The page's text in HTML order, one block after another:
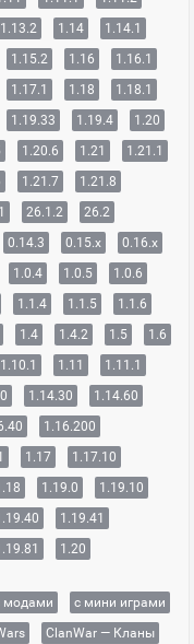
1.13.2 1.14
1.14.1
1.15.2 1.16
1.16.1
1.17.1 1.18
1.18.1
1.19.33 1.19.4
1.20
1.20.6 1.21
1.21.1
1.21.7
1.21.8
26.1.2 26.2
0.14.3 0.15.x
0.16.x
1.0.4 1.0.5
1.0.6
1.1.4 1.1.5
1.1.6
1.4 1.4.2 1.5
1.6
1.10.1 1.11
1.11.1
1.14.30
1.14.60
1.16.200
1.17
1.17.10
1.19.0
1.19.10
1.19.41
1.20
модами
с мини играми
ClanWar — Кланы